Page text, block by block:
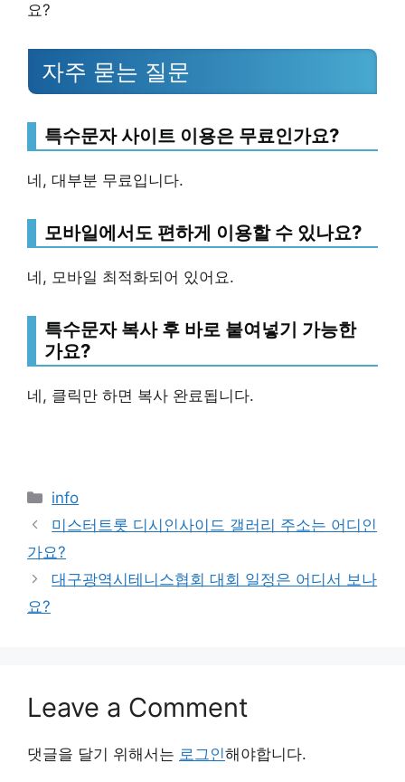
요?
자주 묻는 질문
특수문자 사이트 이용은 무료인가요?
네, 대부분 무료입니다.
모바일에서도 편하게 이용할 수 있나요?
네, 모바일 최적화되어 있어요.
특수문자 복사 후 바로 붙여넣기 가능한
가요?
네, 클릭만 하면 복사 완료됩니다.
Categories
info
미스터트롯 디시인사이드 갤러리 주소는 어디인
가요?
대구광역시테니스협회 대회 일정은 어디서 보나
요?
Leave a Comment
댓글을 달기 위해서는 로그인해야합니다.